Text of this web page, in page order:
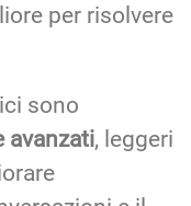
per risolvere
sono
avanzati, leggeri